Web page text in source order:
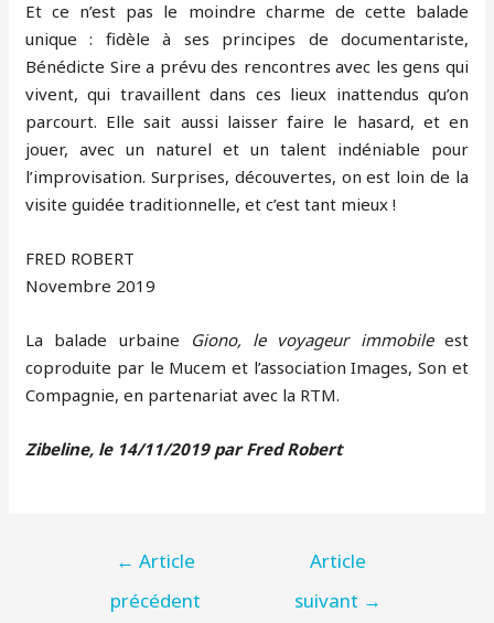
Et ce n’est pas le moindre charme de cette balade
unique : fidèle à ses principes de documentariste,
Bénédicte Sire a prévu des rencontres avec les gens qui
vivent, qui travaillent dans ces lieux inattendus qu’on
parcourt. Elle sait aussi laisser faire le hasard, et en
jouer, avec un naturel et un talent indéniable pour
l’improvisation. Surprises, découvertes, on est loin de la
visite guidée traditionnelle, et c’est tant mieux !
FRED ROBERT
Novembre 2019
La balade urbaine Giono, le voyageur immobileest
coproduite par le Mucem et l’association Images, Son et
Compagnie, en partenariat avec la RTM.
Zibeline, le 14/11/2019 par Fred Robert
NAVIGATION
DE
← Article
précédent
Article
suivant →